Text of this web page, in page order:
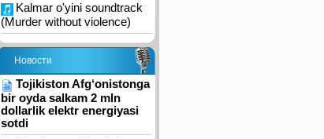
Kalmar o'yini soundtrack
(Murder without violence)
Новости
Tojikiston Afg‘onistonga
bir oyda salkam 2 mln
dollarlik elektr energiyasi
sotdi